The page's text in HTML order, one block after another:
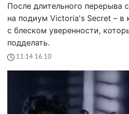
После длительного перерыва
на подиум Victoria's Secret – в
с блеском уверенности,
подделать.
11:14 16.10